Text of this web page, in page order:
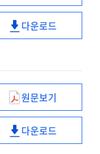
성장을
위한
대
상생
성장전략
[전자자료]
모두의
·
중소기업
상생
성장전략
[전자자료]
다운로드
전세사기
방지
대책
[전자자료]
원문보기
전세사기
다운로드